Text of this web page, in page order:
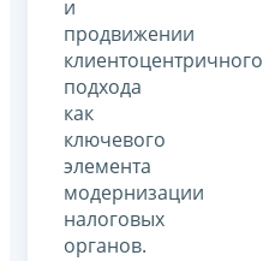
и
продвижении
клиентоцентричного
подхода
как
ключевого
элемента
модернизации
налоговых
органов.